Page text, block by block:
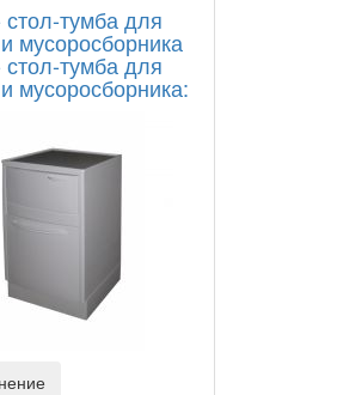
тумба для
мусоросборника
тумба для
мусоросборника: